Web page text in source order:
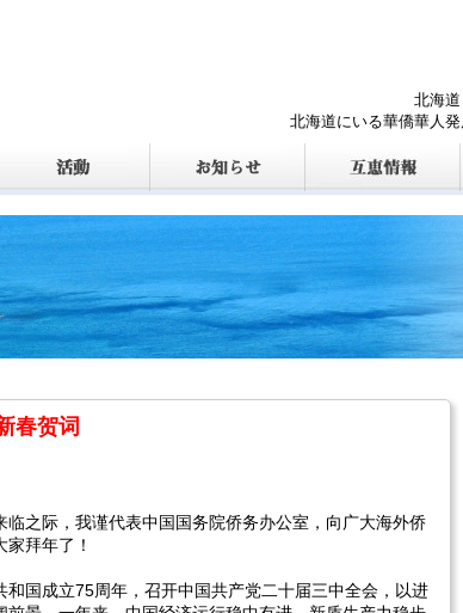
北海道
北海道にいる華僑華人
春贺词
之际，我谨代表中国国务院侨务办公室，向广大海外侨
拜年了！
国成立75周年，召开中国共产党二十届三中全会，以进